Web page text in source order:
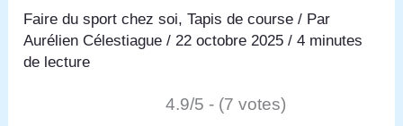
Faire du sport chez soi,Tapis de course / Par
Aurélien Célestiague/22 octobre 2025/4 minutes
de lecture
4.9/5 - (7 votes)